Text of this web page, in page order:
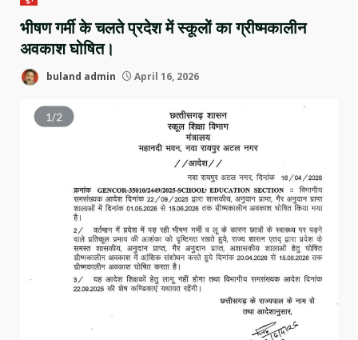
भीषण गर्मी के चलते प्रदेश में स्कूलों का ग्रीष्मकालीन
अवकाश घोषित।
buland admin April 16, 2026